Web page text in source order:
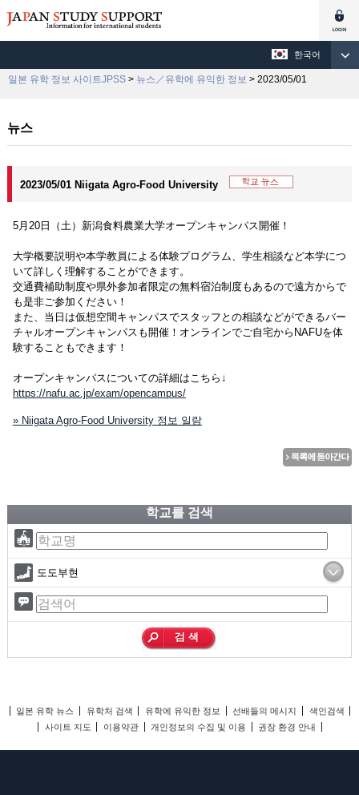
한국어
일본 유학 정보 사이트JPSS > 뉴스／유학에 유익한 정보 > 2023/05/01
뉴스
2023/05/01 Niigata Agro-Food University
5月20日（土）新潟食料農業大学オープンキャンパス開催！
大学概要説明や本学教員による体験プログラム、学生相談など本学につ
いて詳しく理解することができます。
交通費補助制度や県外参加者限定の無料宿泊制度もあるので遠方からで
も是非ご参加ください！
また、当日は仮想空間キャンパスでスタッフとの相談などができるバー
チャルオープンキャンパスも開催！オンラインでご自宅からNAFUを体
験することもできます！
オープンキャンパスについての詳細はこちら↓
https://nafu.ac.jp/exam/opencampus/
» Niigata Agro-Food University 정보 일람
학교를 검색
도도부현
일본 유학 뉴스 유학처 검색 유학에 유익한 정보 선배들의 메시지
색인검색
사이트 지도
이용약관 개인정보의 수집 및 이용 권장 환경 안내